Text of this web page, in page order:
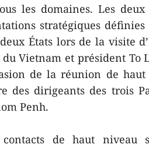
les domaines. Les deux
stratégiques définies
États lors de la visite
Vietnam et président To
de la réunion de
des dirigeants des trois
Penh.
de haut niveau